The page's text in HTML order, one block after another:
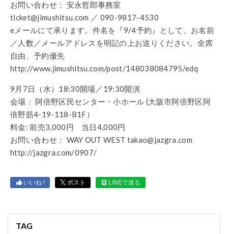
お問い合わせ： 安永哲郎事務室
ticket@jimushitsu.com ／ 090-9817-4530
eメールにて承ります。件名を『9/4予約』として、お名前
／人数／メールアドレスを明記の上お送りください。全席
自由、予約優先
http://www.jimushitsu.com/post/148038084795/edq
9月7日（水）18:30開場／19:30開演
会場： 阿倍野区民センター・小ホール (大阪市阿倍野区阿
倍野筋4-19-118-B1F）
料金: 前売3,000円 当日4,000円
お問い合わせ： WAY OUT WEST takao@jazgra.com
http://jazgra.com/0907/
いいね ! ポスト LINEで送る
TAG